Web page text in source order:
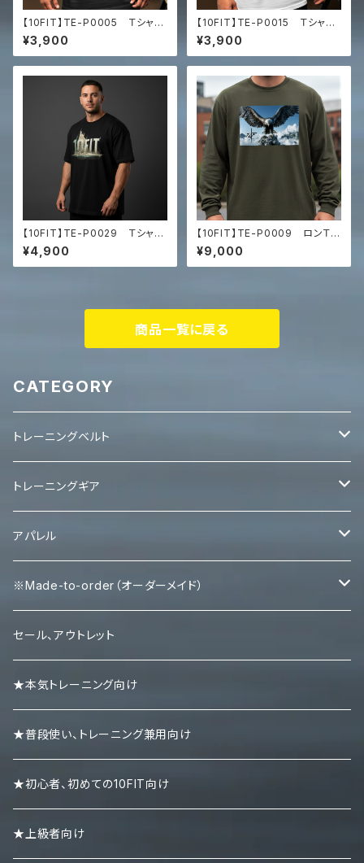
【10FIT】TE-P0005 Ｔシャ
ツ トレーニング オーバーサ
イズ 10FITアートデザイン
Men’s box tee
¥3,900
【10FIT】TE-P0015 Ｔシャ
ツ トレーニング オーバーサ
イズ 10FITアートデザイン
Men’s box tee
¥3,900
【10FIT】TE-P0029 Ｔシャ
ツ トレーニング ユニセックス
ビッグシルエット Tシャツ
¥4,900
【10FIT】TE-P0009 ロンＴ
トレーニング 筋トレ 長袖シャ
ツ 10FITアートデザイン Pr
emium heavyweight long s
¥9,000
商品一覧に戻る
CATEGORY
トレーニングベルト
レバーベルト
パワーベルト
トレーニングギア
パワーグリップ
エルボースリーブ
ニースリーブ
ニーラップ
リストラップ
リストストラップ
アパレル
タンクトップ
Ｔシャツ
ハーフパンツ
キャップ
※Made-to-order（オーダーメイド）
Tシャツ
タンクトップ
ロンＴ
パーカー
スエット・トレーナー
セール、アウトレット
★本気トレーニング向け
★普段使い、トレーニング兼用向け
★初心者、初めての10FIT向け
★上級者向け